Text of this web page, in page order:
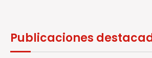
Publicaciones